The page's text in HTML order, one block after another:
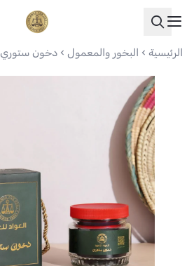
العواد للعود الرئيسية البخور والمعمول دخون ستوري